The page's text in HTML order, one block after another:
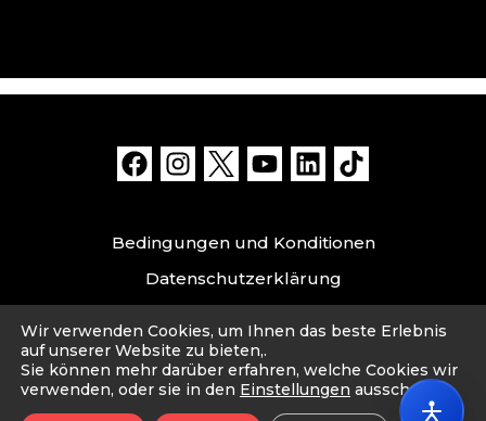
Bedingungen und Konditionen
Datenschutzerklärung
Impressum
© 2026 Cahou. Made with ❤️ by Cahou PTE. LTD.
Wir verwenden Cookies, um Ihnen das beste Erlebnis
auf unserer Website zu bieten,.
Sie können mehr darüber erfahren, welche Cookies wir
verwenden, oder sie in den Einstellungen ausschalten.